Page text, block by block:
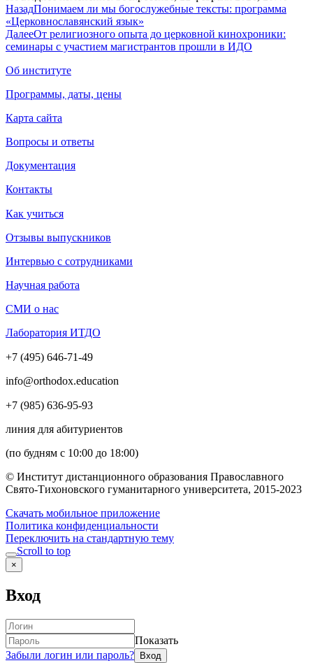
НазадПонимаем ли мы богослужебные тексты: программа
«Церковнославянский язык»
ДалееОт религиозного опыта до церковной кинохроники:
семинары с участием магистрантов прошли в ИДО
Об институте
Программы, даты, цены
Карта сайта
Вопросы и ответы
Документация
Контакты
Как учиться
Отзывы выпускников
Интервью с сотрудниками
Научная работа
СМИ о нас
Лаборатория ИТДО
+7 (495) 646-71-49
info@orthodox.education
+7 (985) 636-95-93
линия для абитуриентов
(по будням с 10:00 до 18:00)
© Институт дистанционного образования Православного
Свято-Тихоновского гуманитарного университета, 2015-2023
Скачать мобильное приложение
Политика конфиденциальности
Переключить на стандартную тему
Scroll to top
×
Вход
Показать
Забыли логин или пароль?